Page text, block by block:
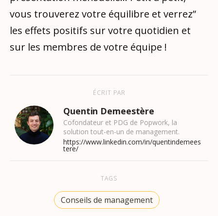
vous trouverez votre équilibre et verrez”
les effets positifs sur votre quotidien et
sur les membres de votre équipe !
ÉCRIT PAR
Quentin Demeestère
Cofondateur et PDG de Popwork, la
solution tout-en-un de management.
https://www.linkedin.com/in/quentindemees
tere/
TAGS
Conseils de management